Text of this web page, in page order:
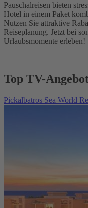
Pauschalreisen bieten
Hotel in einem Paket
Nutzen Sie attraktive
Reiseplanung. Jetzt bei
Urlaubsmomente erleben!
Top TV-
Pickalbatros Sea World